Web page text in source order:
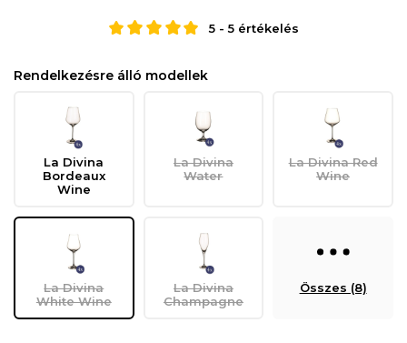
5-5értékelés
Rendelkezésre álló modellek
La Divina
Bordeaux
Wine
La Divina
Water
La Divina Red
Wine
La Divina
White Wine
La Divina
Champagne
Összes (8)